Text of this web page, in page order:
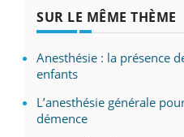
SUR LE MÊME THÈME
Anesthésie : la présence
enfants
L’anesthésie générale
démence